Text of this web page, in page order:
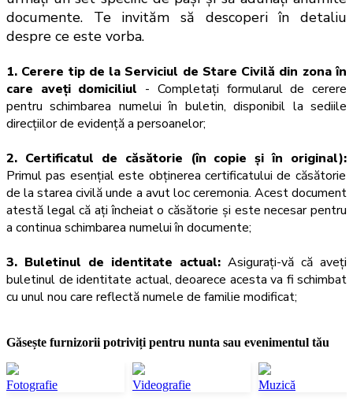
documente. Te invităm să descoperi în detaliu
despre ce este vorba.
1. Cerere tip de la Serviciul de Stare Civilă din zona în
care aveți domiciliul - Completați formularul de cerere
pentru schimbarea numelui în buletin, disponibil la sediile
direcțiilor de evidență a persoanelor;
2. Certificatul de căsătorie (în copie și în original):
Primul pas esențial este obținerea certificatului de căsătorie
de la starea civilă unde a avut loc ceremonia. Acest document
atestă legal că ați încheiat o căsătorie și este necesar pentru
a continua schimbarea numelui în documente;
3. Buletinul de identitate actual: Asigurați-vă că aveți
buletinul de identitate actual, deoarece acesta va fi schimbat
cu unul nou care reflectă numele de familie modificat;
Găsește furnizorii potriviți pentru nunta sau evenimentul tău
Fotografie Videografie Muzică